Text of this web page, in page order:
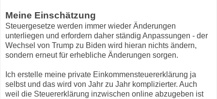
Meine Einschätzung
Steuergesetze werden immer wieder Änderungen
unterliegen und erfordern daher ständig Anpassungen - der
Wechsel von Trump zu Biden wird hieran nichts ändern,
sondern erneut für erhebliche Änderungen sorgen.
Ich erstelle meine private Einkommensteuererklärung ja
selbst und das wird von Jahr zu Jahr komplizierter. Auch
weil die Steuererklärung inzwischen online abzugeben ist